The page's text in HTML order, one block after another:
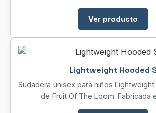
Ver producto
Lightweight Hooded
Sudadera unisex para niños
de Fruit Of The Loom. Fabricada